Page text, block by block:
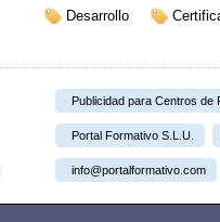
Desarrollo
Publicidad para Centros de
Portal Formativo S.L.U.
info@portalformativo.com